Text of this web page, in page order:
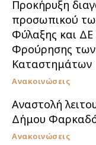
Προκήρυξη
προσωπικού
Φύλαξης και
Φρούρησης
Καταστημάτων
Ανακοινώσεις
Αναστολή
Δήμου
Ανακοινώσεις